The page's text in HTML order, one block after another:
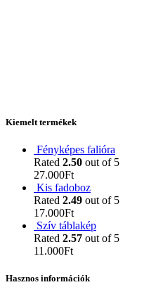
Kiemelt termékek
Fényképes falióra
Rated 2.50 out of 5
27.000Ft
Kis fadoboz
Rated 2.49 out of 5
17.000Ft
Szív táblakép
Rated 2.57 out of 5
11.000Ft
Hasznos információk